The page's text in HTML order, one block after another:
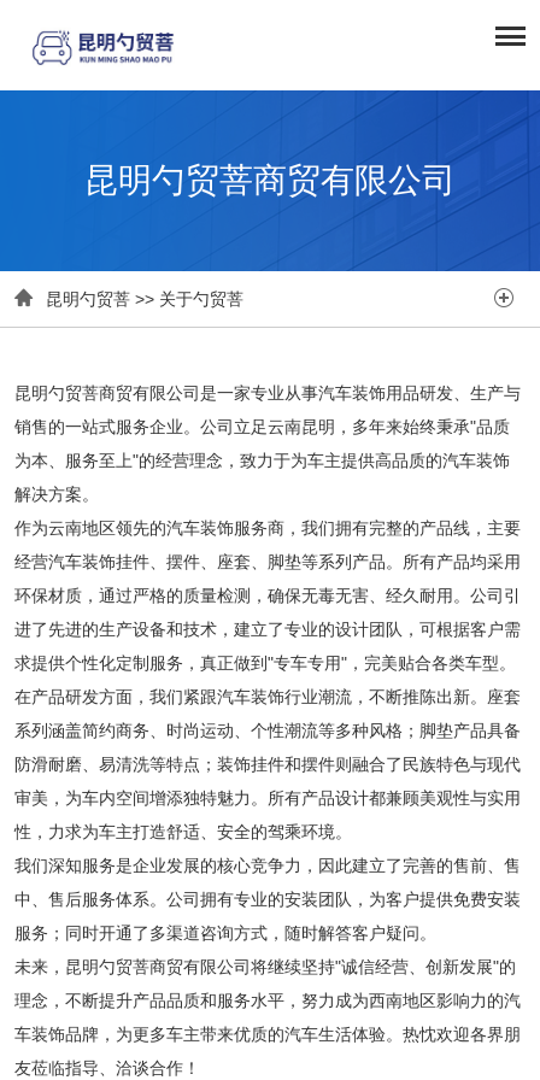
昆明勺贸菩商贸有限公司
 昆明勺贸菩 >> 关于勺贸菩 
昆明勺贸菩商贸有限公司是一家专业从事汽车装饰用品研发、生产与
销售的一站式服务企业。公司立足云南昆明，多年来始终秉承"品质
为本、服务至上"的经营理念，致力于为车主提供高品质的汽车装饰
解决方案。
作为云南地区领先的汽车装饰服务商，我们拥有完整的产品线，主要
经营汽车装饰挂件、摆件、座套、脚垫等系列产品。所有产品均采用
环保材质，通过严格的质量检测，确保无毒无害、经久耐用。公司引
进了先进的生产设备和技术，建立了专业的设计团队，可根据客户需
求提供个性化定制服务，真正做到"专车专用"，完美贴合各类车型。
在产品研发方面，我们紧跟汽车装饰行业潮流，不断推陈出新。座套
系列涵盖简约商务、时尚运动、个性潮流等多种风格；脚垫产品具备
防滑耐磨、易清洗等特点；装饰挂件和摆件则融合了民族特色与现代
审美，为车内空间增添独特魅力。所有产品设计都兼顾美观性与实用
性，力求为车主打造舒适、安全的驾乘环境。
我们深知服务是企业发展的核心竞争力，因此建立了完善的售前、售
中、售后服务体系。公司拥有专业的安装团队，为客户提供免费安装
服务；同时开通了多渠道咨询方式，随时解答客户疑问。
未来，昆明勺贸菩商贸有限公司将继续坚持"诚信经营、创新发展"的
理念，不断提升产品品质和服务水平，努力成为西南地区影响力的汽
车装饰品牌，为更多车主带来优质的汽车生活体验。热忱欢迎各界朋
友莅临指导、洽谈合作！